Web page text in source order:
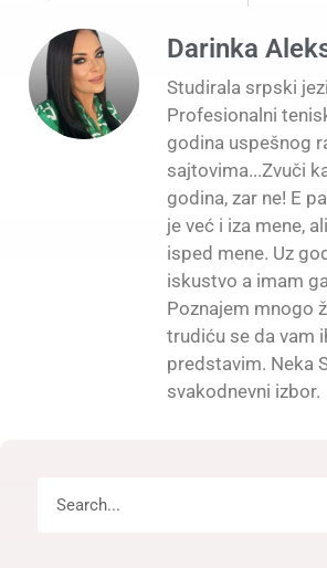
Darinka
Studirala srpski
Profesionalni
godina uspešnog
sajtovima...Zvuči
godina, zar ne! E
je već i iza mene,
isped mene. Uz
iskustvo a imam
Poznajem mnogo
trudiću se da vam
predstavim. Neka
svakodnevni izbor.